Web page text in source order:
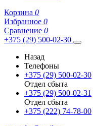
Корзина 0
Избранное 0
Сравнение 0
+375 (29) 500-02-30
Назад
Телефоны
+375 (29) 500-02-30
Отдел сбыта
+375 (29) 500-02-31
Отдел сбыта
+375 (222) 74-78-00